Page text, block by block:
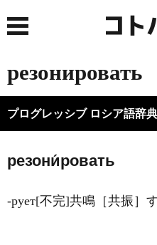
резонировать
プログレッシブ ロシア語辞典
резони́ровать
-рует[不完]共鳴［共振］